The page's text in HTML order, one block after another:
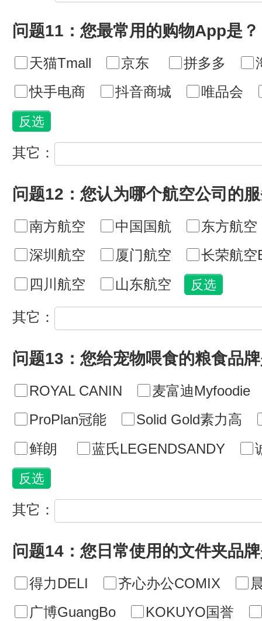
问题11：您最常用的购物App是？
天猫Tmall 京东 拼多多
快手电商
抖音商城 唯品会
其它：
问题12：您认为哪个航空公司的
南方航空 中国国航
东方航空
深圳航空
厦门航空
长荣航空
四川航空
山东航空
其它：
问题13：您给宠物喂食的粮食品
ROYAL CANIN
麦富迪Myfoodie
ProPlan冠能
Solid Gold素力高
鲜朗
蓝氏LEGENDSANDY
其它：
问题14：您日常使用的文件夹品
得力DELI 齐心办公COMIX
广博GuangBo
KOKUYO国誉